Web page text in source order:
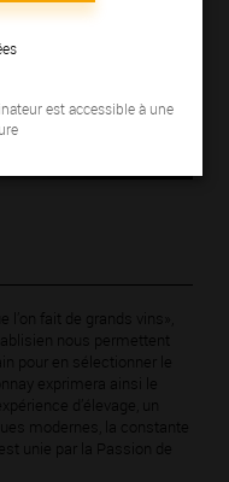
est accessible à une
fait de grands vins»,
nous permettent
pour en sélectionner le
exprimera ainsi le
d’élevage, un
modernes, la constante
unie par la Passion de